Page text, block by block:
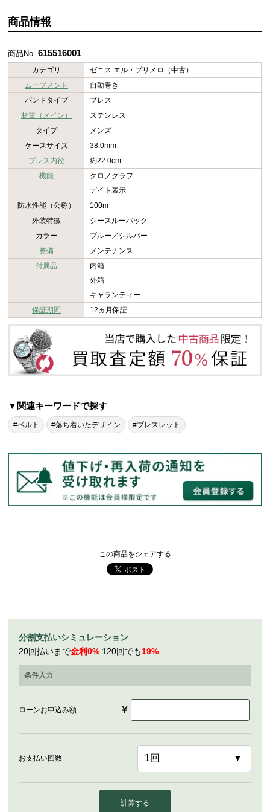
商品情報
商品No.615516001
カテゴリ
ゼニス エル・プリメロ（中古）
ムーブメント
自動巻き
バンドタイプ
ブレス
材質（メイン）
ステンレス
タイプ
メンズ
ケースサイズ
38.0mm
ブレス内径
約22.0cm
機能
クロノグラフ
デイト表示
防水性能（公称）
100m
外装特徴
シースルーバック
カラー
ブルー／シルバー
整備
メンテナンス
付属品
内箱
外箱
ギャランティー
保証期間
12ヵ月保証
▼関連キーワードで探す
#ベルト #落ち着いたデザイン #ブレスレット
この商品をシェアする
分割支払いシミュレーション
20回払いまで金利0% 120回でも19%
条件入力
ローンお申込み額 ￥
お支払い回数
計算する